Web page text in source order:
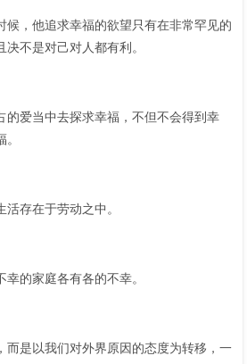
候，他追求幸福的欲望只有在非常罕见的
不是对己对人都有利。
的爱当中去探求幸福，不但不会得到幸
存在于劳动之中。
的家庭各有各的不幸。
而是以我们对外界原因的态度为转移，一